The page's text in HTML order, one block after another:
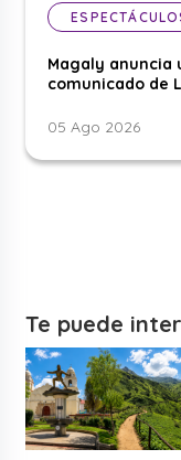
Magaly anuncia
comunicado de
05 Ago 2026
Te puede